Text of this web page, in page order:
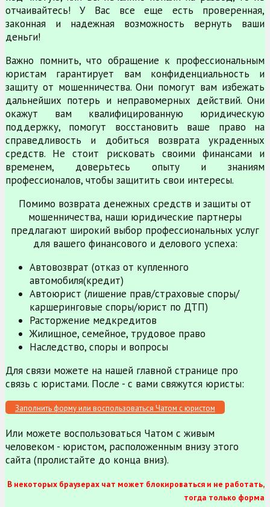
отчаивайтесь! У Вас все еще есть проверенная,
законная и надежная возможность вернуть ваши
деньги!
Важно помнить, что обращение к профессиональным
юристам гарантирует вам конфиденциальность и
защиту от мошенничества. Они помогут вам избежать
дальнейших потерь и неправомерных действий. Они
окажут вам квалифицированную юридическую
поддержку, помогут восстановить ваше право на
справедливость и добиться возврата украденных
средств. Не стоит рисковать своими финансами и
временем, доверьтесь опыту и знаниям
профессионалов, чтобы защитить свои интересы.
Помимо возврата денежных средств и защиты от
мошенничества, наши юридические партнеры
предлагают широкий выбор профессиональных услуг
для вашего финансового и делового успеха:
Автовозврат (отказ от купленного
автомобиля(кредит)
Автоюрист (лишение прав/страховые споры/
каршеринговые споры/юрист по ДТП)
Расторжение медкредитов
Жилищное, семейное, трудовое право
Наследство, споры и вопросы
Для связи можете на нашей главной странице про
связь с юристами. После - с вами свяжутся юристы:
Заполнить форму или воспользоваться Чатом с юристом
Или можете воспользоваться Чатом с живым
человеком - юристом, расположенным внизу этого
сайта (пролистайте до конца вниз).
В некоторых браузерах чат может блокироваться и не работать,
тогда только форма